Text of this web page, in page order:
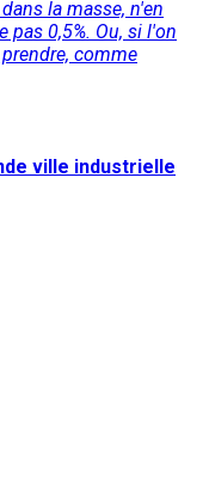
la masse, n'en
0,5%. Ou, si l'on
comme
ville industrielle